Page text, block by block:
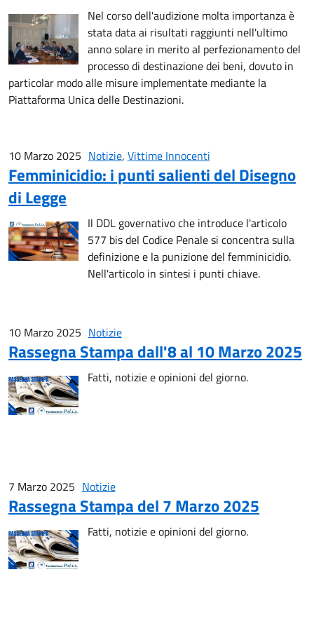
Nel corso dell'audizione molta importanza è
stata data ai risultati raggiunti nell'ultimo
anno solare in merito al perfezionamento del
processo di destinazione dei beni, dovuto in
particolar modo alle misure implementate mediante la
Piattaforma Unica delle Destinazioni.
10 Marzo 2025 Notizie, Vittime Innocenti
Femminicidio: i punti salienti del Disegno
di Legge
Il DDL governativo che introduce l'articolo
577 bis del Codice Penale si concentra sulla
definizione e la punizione del femminicidio.
Nell'articolo in sintesi i punti chiave.
10 Marzo 2025 Notizie
Rassegna Stampa dall'8 al 10 Marzo 2025
Fatti, notizie e opinioni del giorno.
7 Marzo 2025 Notizie
Rassegna Stampa del 7 Marzo 2025
Fatti, notizie e opinioni del giorno.